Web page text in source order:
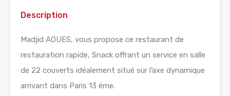
Description
Madjid AOUES, vous propose ce restaurant de
restauration rapide, Snack offrant un service en salle
de 22 couverts idéalement situé sur l’axe dynamique
arrivant dans Paris 13 éme.